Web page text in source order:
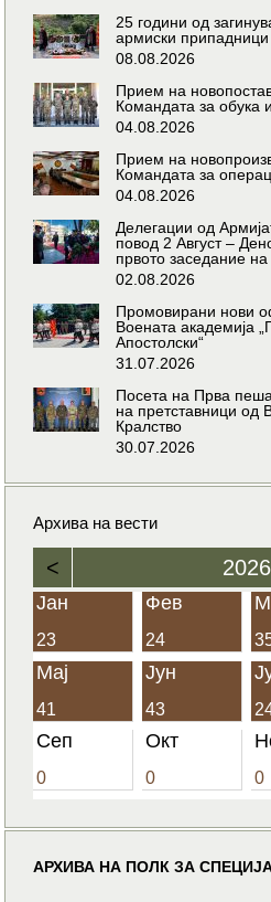
25 години од
армиски припадници
08.08.2026
Прием на
Командата за обука
04.08.2026
Прием на
Командата за
04.08.2026
Делегации од
повод 2 Август –
првото заседание
02.08.2026
Промовирани нови
Воената академија
Апостолски“
31.07.2026
Посета на Прва
на претставници од
Кралство
30.07.2026
Архива на вести
< 2026
Јан
23
Фев
24
Мај
41
Јун
43
Сеп
0
Окт
0 0
АРХИВА НА ПОЛК ЗА